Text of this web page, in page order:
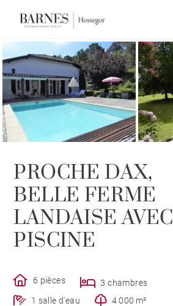
EXCLUSIVITÉ
PROCHE DAX,
BELLE FERME
LANDAISE AVEC
PISCINE
6 pièces
3 chambres
1 salle d'eau
4 000 m²